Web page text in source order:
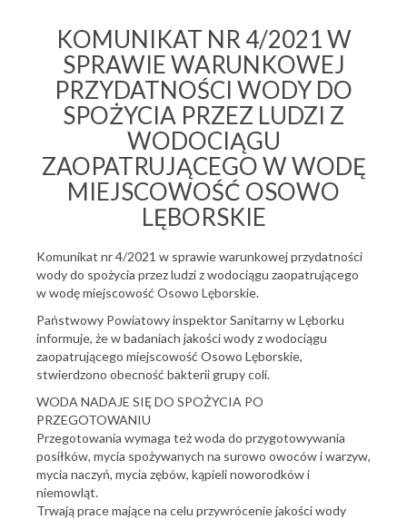
KOMUNIKAT NR 4/2021 W
SPRAWIE WARUNKOWEJ
PRZYDATNOŚCI WODY DO
SPOŻYCIA PRZEZ LUDZI Z
WODOCIĄGU
ZAOPATRUJĄCEGO W WODĘ
MIEJSCOWOŚĆ OSOWO
LĘBORSKIE
Komunikat nr 4/2021 w sprawie warunkowej przydatności
wody do spożycia przez ludzi z wodociągu zaopatrującego
w wodę miejscowość Osowo Lęborskie.
Państwowy Powiatowy inspektor Sanitarny w Lęborku
informuje, że w badaniach jakości wody z wodociągu
zaopatrującego miejscowość Osowo Lęborskie,
stwierdzono obecność bakterii grupy coli.
WODA NADAJE SIĘ DO SPOŻYCIA PO
PRZEGOTOWANIU
Przegotowania wymaga też woda do przygotowywania
posiłków, mycia spożywanych na surowo owoców i warzyw,
mycia naczyń, mycia zębów, kąpieli noworodków i
niemowląt.
Trwają prace mające na celu przywrócenie jakości wody